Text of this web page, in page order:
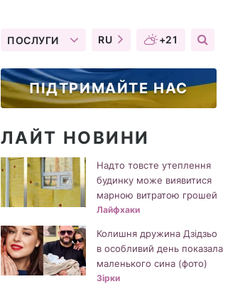
ПОСЛУГИ RU +21
ПІДТРИМАЙТЕ НАС
ЛАЙТ НОВИНИ
Надто товсте утеплення
будинку може виявитися
марною витратою грошей
Лайфхаки
Колишня дружина Дзідзьо
в особливий день показала
маленького сина (фото)
Зірки